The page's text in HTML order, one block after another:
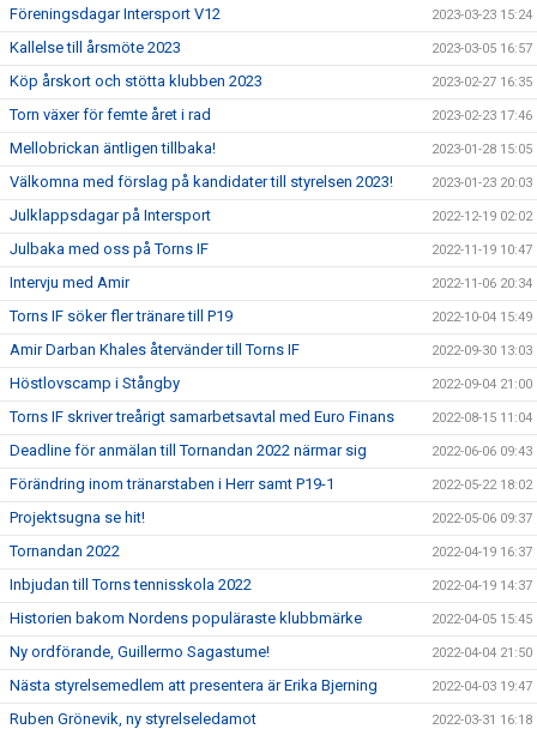
Föreningsdagar Intersport V12 2023-03-23 15:24
Kallelse till årsmöte 2023 2023-03-05 16:57
Köp årskort och stötta klubben 2023 2023-02-27 16:35
Torn växer för femte året i rad 2023-02-23 17:46
Mellobrickan äntligen tillbaka! 2023-01-28 15:05
Välkomna med förslag på kandidater till styrelsen 2023! 2023-01-23 20:03
Julklappsdagar på Intersport 2022-12-19 02:02
Julbaka med oss på Torns IF 2022-11-19 10:47
Intervju med Amir 2022-11-06 20:34
Torns IF söker fler tränare till P19 2022-10-04 15:49
Amir Darban Khales återvänder till Torns IF 2022-09-30 13:03
Höstlovscamp i Stångby 2022-09-04 21:00
Torns IF skriver treårigt samarbetsavtal med Euro Finans 2022-08-15 11:04
Deadline för anmälan till Tornandan 2022 närmar sig 2022-06-06 09:43
Förändring inom tränarstaben i Herr samt P19-1 2022-05-22 18:02
Projektsugna se hit! 2022-05-06 09:37
Tornandan 2022 2022-04-19 16:37
Inbjudan till Torns tennisskola 2022 2022-04-19 14:37
Historien bakom Nordens populäraste klubbmärke 2022-04-05 15:45
Ny ordförande, Guillermo Sagastume! 2022-04-04 21:50
Nästa styrelsemedlem att presentera är Erika Bjerning 2022-04-03 19:47
Ruben Grönevik, ny styrelseledamot 2022-03-31 16:18